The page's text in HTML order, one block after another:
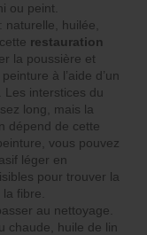
ou peint.
huilée,
restauration
la poussière et
à l’aide d’un
Les interstices du
long, mais la
dépend de cette
vous pouvez
léger en
pour trouver la
fibre.
au nettoyage.
chaude, huile de lin